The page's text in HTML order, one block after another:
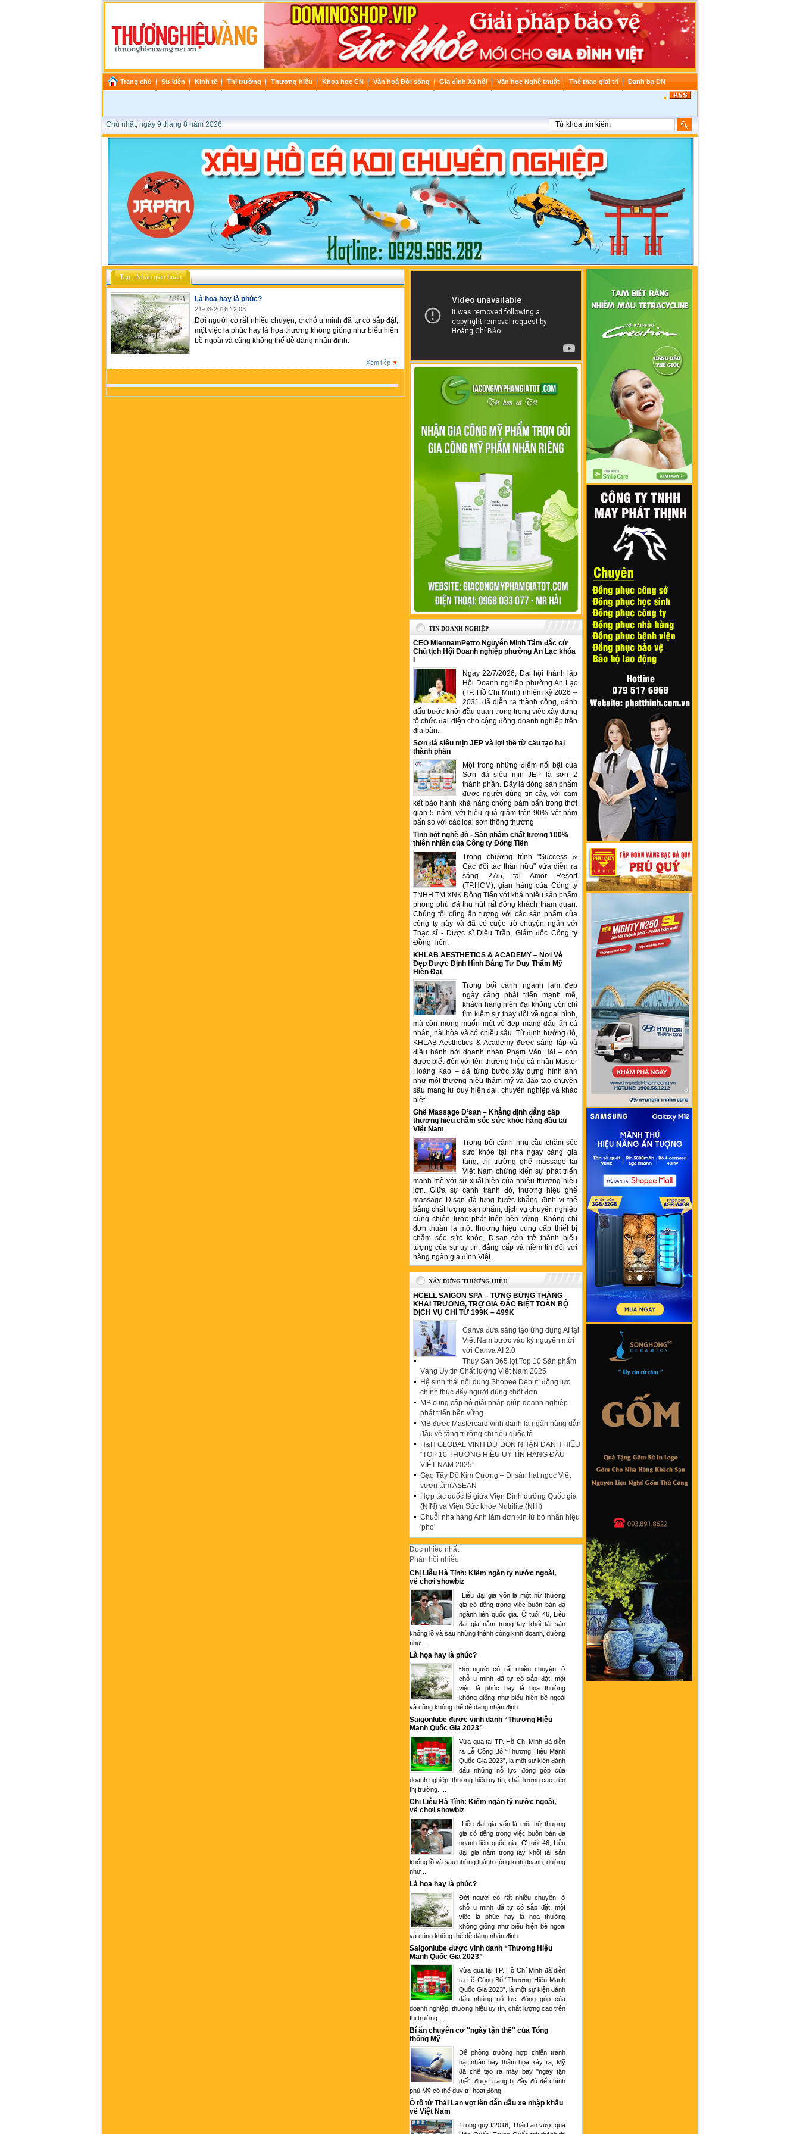
Trang chủ Sự kiện Kinh tế Thị trường Thương hiệu Khoa học CN Văn hoá Đời sống Gia đình Xã hội Văn học Nghệ thuật Thể thao giải trí Danh bạ DN
Chủ nhật, ngày 9 tháng 8 năm 2026
Tag - Nhân gian huấn
Là họa hay là phúc?
21-03-2016 12:03
Đời người có rất nhiều chuyện, ở chỗ u minh đã tự có sắp đặt,
một việc là phúc hay là họa thường không giống như biểu hiện
bề ngoài và cũng không thể dễ dàng nhận định.
TIN DOANH NGHIỆP
CEO MiennamPetro Nguyễn Minh Tâm đắc cử
Chủ tịch Hội Doanh nghiệp phường An Lạc khóa
Ngày 22/7/2026, Đại hội thành lập
Hội Doanh nghiệp phường An Lạc
(TP. Hồ Chí Minh) nhiệm kỳ 2026 –
2031 đã diễn ra thành công, đánh
dấu bước khởi đầu quan trọng trong việc xây dựng
tổ chức đại diện cho cộng đồng doanh nghiệp trên
địa bàn.
Sơn đá siêu mịn JEP và lợi thế từ cấu tạo hai
thành phần
Một trong những điểm nổi bật của
Sơn đá siêu mịn JEP là sơn 2
thành phần. Đây là dòng sản phẩm
được người dùng tin cậy, với cam
kết bảo hành khả năng chống bám bẩn trong thời
gian 5 năm, với hiệu quả giảm trên 90% vết bám
bẩn so với các loại sơn thông thường
Tinh bột nghệ đỏ - Sản phẩm chất lượng 100%
thiên nhiên của Công ty Đồng Tiến
Trong chương trình "Success &
Các đối tác thân hữu" vừa diễn ra
sáng 27/5, tại Amor Resort
(TP.HCM), gian hàng của Công ty
TNHH TM XNK Đồng Tiến với khá nhiều sản phẩm
phong phú đã thu hút rất đông khách tham quan.
Chúng tôi cũng ấn tượng với các sản phẩm của
công ty này và đã có cuộc trò chuyện ngắn với
Thạc sĩ - Dược sĩ Diệu Trần, Giám đốc Công ty
Đồng Tiến.
KHLAB AESTHETICS & ACADEMY – Nơi Vẻ
Đẹp Được Định Hình Bằng Tư Duy Thẩm Mỹ
Hiện Đại
Trong bối cảnh ngành làm đẹp
ngày càng phát triển mạnh mẽ,
khách hàng hiện đại không còn chỉ
tìm kiếm sự thay đổi về ngoại hình,
mà còn mong muốn một vẻ đẹp mang dấu ấn cá
nhân, hài hòa và có chiều sâu. Từ định hướng đó,
KHLAB Aesthetics & Academy được sáng lập và
điều hành bởi doanh nhân Phạm Văn Hải – còn
được biết đến với tên thương hiệu cá nhân Master
Hoàng Kao – đã từng bước xây dựng hình ảnh
như một thương hiệu thẩm mỹ và đào tạo chuyên
sâu mang tư duy hiện đại, chuyên nghiệp và khác
biệt.
Ghế Massage D’san – Khẳng định đẳng cấp
thương hiệu chăm sóc sức khỏe hàng đầu tại
Việt Nam
Trong bối cảnh nhu cầu chăm sóc
sức khỏe tại nhà ngày càng gia
tăng, thị trường ghế massage tại
Việt Nam chứng kiến sự phát triển
mạnh mẽ với sự xuất hiện của nhiều thương hiệu
lớn. Giữa sự cạnh tranh đó, thương hiệu ghế
massage D’san đã từng bước khẳng định vị thế
bằng chất lượng sản phẩm, dịch vụ chuyên nghiệp
cùng chiến lược phát triển bền vững. Không chỉ
đơn thuần là một thương hiệu cung cấp thiết bị
chăm sóc sức khỏe, D’san còn trở thành biểu
tượng của sự uy tín, đẳng cấp và niềm tin đối với
hàng ngàn gia đình Việt.
XÂY DỰNG THƯƠNG HIỆU
HCELL SAIGON SPA – TƯNG BỪNG THÁNG
KHAI TRƯƠNG, TRỢ GIÁ ĐẶC BIỆT TOÀN BỘ
DỊCH VỤ CHỈ TỪ 199K – 499K
Canva đưa sáng tạo ứng dụng AI tại
Việt Nam bước vào kỷ nguyên mới
với Canva AI 2.0
Thủy Sản 365 lọt Top 10 Sản phẩm
Vàng Uy tín Chất lượng Việt Nam 2025
Hệ sinh thái nội dung Shopee Debut: động lực
chính thúc đẩy người dùng chốt đơn
MB cung cấp bộ giải pháp giúp doanh nghiệp
phát triển bền vững
MB được Mastercard vinh danh là ngân hàng dẫn
đầu về tăng trưởng chi tiêu quốc tế
H&H GLOBAL VINH DỰ ĐÓN NHẬN DANH HIỆU
“TOP 10 THƯƠNG HIỆU UY TÍN HÀNG ĐẦU
VIỆT NAM 2025”
Gạo Tây Đô Kim Cương – Di sản hạt ngọc Việt
vươn tầm ASEAN
Hợp tác quốc tế giữa Viện Dinh dưỡng Quốc gia
(NIN) và Viện Sức khỏe Nutrilite (NHI)
Chuỗi nhà hàng Anh làm đơn xin từ bỏ nhãn hiệu
'pho'
Đọc nhiều nhất
Phản hồi nhiều
Chị Liễu Hà Tĩnh: Kiếm ngàn tỷ nước ngoài,
về chơi showbiz
Liễu đại gia vốn là một nữ thương
gia có tiếng trong việc buôn bán đa
ngành liên quốc gia. Ở tuổi 46, Liễu
đại gia nắm trong tay khối tài sản
khổng lồ và sau những thành công kinh doanh, dường
như ...
Là họa hay là phúc?
Đời người có rất nhiều chuyện, ở
chỗ u minh đã tự có sắp đặt, một
việc là phúc hay là họa thường
không giống như biểu hiện bề ngoài
và cũng không thể dễ dàng nhận định.
Saigonlube được vinh danh “Thương Hiệu
Mạnh Quốc Gia 2023”
Vừa qua tại TP. Hồ Chí Minh đã diễn
ra Lễ Công Bố “Thương Hiệu Mạnh
Quốc Gia 2023”, là một sự kiện đánh
dấu những nỗ lực đóng góp của
doanh nghiệp, thương hiệu uy tín, chất lượng cao trên
thị trường. ...
Chị Liễu Hà Tĩnh: Kiếm ngàn tỷ nước ngoài,
về chơi showbiz
Liễu đại gia vốn là một nữ thương
gia có tiếng trong việc buôn bán đa
ngành liên quốc gia. Ở tuổi 46, Liễu
đại gia nắm trong tay khối tài sản
khổng lồ và sau những thành công kinh doanh, dường
như ...
Là họa hay là phúc?
Đời người có rất nhiều chuyện, ở
chỗ u minh đã tự có sắp đặt, một
việc là phúc hay là họa thường
không giống như biểu hiện bề ngoài
và cũng không thể dễ dàng nhận định.
Saigonlube được vinh danh “Thương Hiệu
Mạnh Quốc Gia 2023”
Vừa qua tại TP. Hồ Chí Minh đã diễn
ra Lễ Công Bố “Thương Hiệu Mạnh
Quốc Gia 2023”, là một sự kiện đánh
dấu những nỗ lực đóng góp của
doanh nghiệp, thương hiệu uy tín, chất lượng cao trên
thị trường. ...
Bí ẩn chuyên cơ ''ngày tận thế'' của Tổng
thống Mỹ
Để phòng trường hợp chiến tranh
hạt nhân hay thảm họa xảy ra, Mỹ
đã chế tạo ra máy bay "ngày tận
thế", được trang bị đầy đủ để chính
phủ Mỹ có thể duy trì hoạt động.
Ô tô từ Thái Lan vọt lên dẫn đầu xe nhập khẩu
về Việt Nam
Trong quý I/2016, Thái Lan vượt qua